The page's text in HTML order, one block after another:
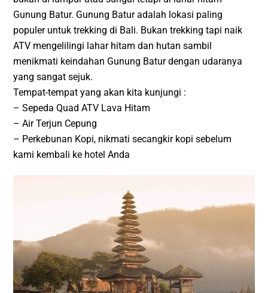
Gunung Batur. Gunung Batur adalah lokasi paling
populer untuk trekking di Bali. Bukan trekking tapi naik
ATV mengelilingi lahar hitam dan hutan sambil
menikmati keindahan Gunung Batur dengan udaranya
yang sangat sejuk.
Tempat-tempat yang akan kita kunjungi :
– Sepeda Quad ATV Lava Hitam
– Air Terjun Cepung
– Perkebunan Kopi, nikmati secangkir kopi sebelum
kami kembali ke hotel Anda